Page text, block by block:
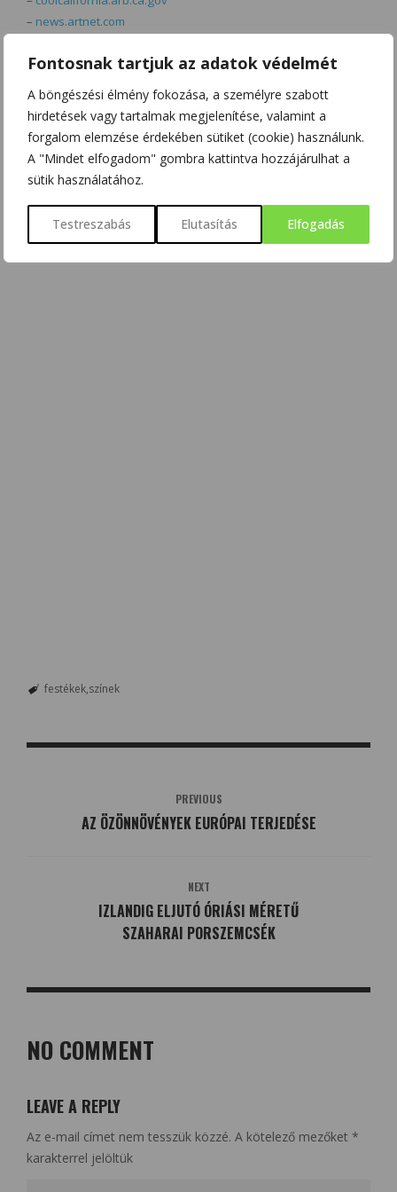
Fontosnak tartjuk az adatok védelmét
A böngészési élmény fokozása, a személyre szabott
hirdetések vagy tartalmak megjelenítése, valamint a
forgalom elemzése érdekében sütiket (cookie) használunk.
A "Mindet elfogadom" gombra kattintva hozzájárulhat a
sütik használatához.
Testreszabás Elutasítás Elfogadás
– news.artnet.com
–player.hu
qubit.hu
surreynanosystem.com
Megtekintés:
festékek színek
PREVIOUS
AZ ÖZÖNNÖVÉNYEK EURÓPAI TERJEDÉSE
NEXT
IZLANDIG ELJUTÓ ÓRIÁSI MÉRETŰ
SZAHARAI PORSZEMCSÉK
NO COMMENT
LEAVE A REPLY
Az e-mail címet nem tesszük közzé. A kötelező mezőket *
karakterrel jelöltük